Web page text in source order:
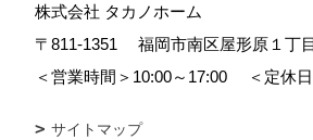
株式会社 タカノホーム
〒811-1351
福岡市南区屋形原１丁
＜営業時間＞10:00～17:00
＜定休
サイトマップ